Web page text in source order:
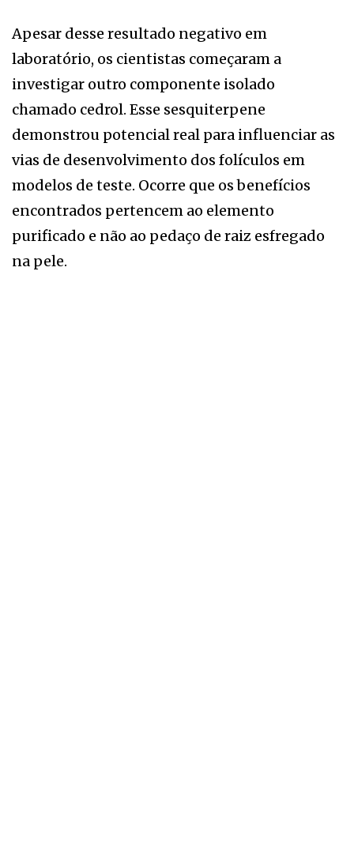
Apesar desse resultado negativo em
laboratório, os cientistas começaram a
investigar outro componente isolado
chamado cedrol. Esse sesquiterpene
demonstrou potencial real para influenciar as
vias de desenvolvimento dos folículos em
modelos de teste. Ocorre que os benefícios
encontrados pertencem ao elemento
purificado e não ao pedaço de raiz esfregado
na pele.